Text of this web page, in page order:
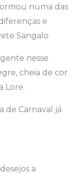
numa das
e
Sangalo.
nesse
cheia de cor
Lore.
de Carnaval já
a